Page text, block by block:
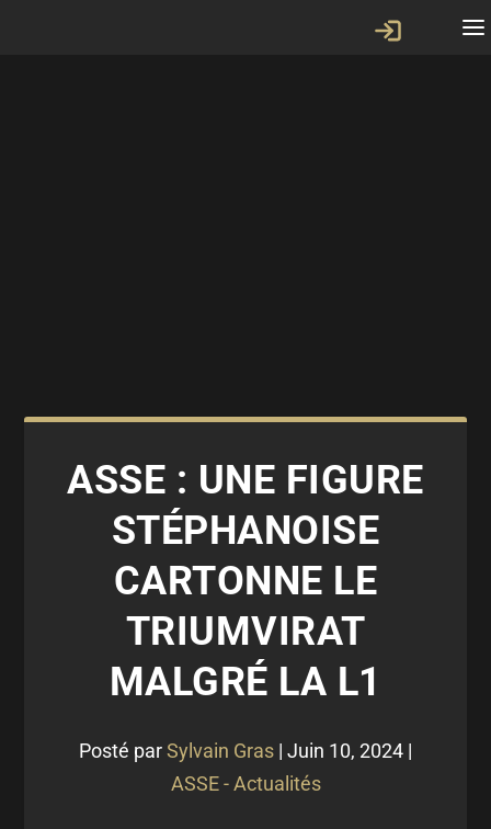
ASSE : UNE FIGURE
STÉPHANOISE
CARTONNE LE
TRIUMVIRAT
MALGRÉ LA L1
Posté parSylvain Gras | Juin 10, 2024 |
ASSE - Actualités